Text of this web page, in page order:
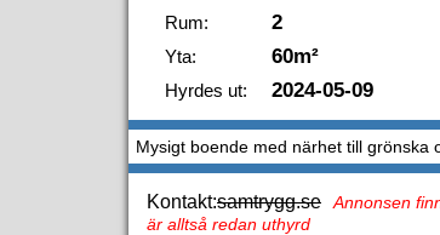
Rum: 2
Yta: 60m²
Hyrdes ut: 2024-05-09
Mysigt boende med närhet till grönska
Kontakt:samtrygg.se
Annonsen
är alltså redan uthyrd